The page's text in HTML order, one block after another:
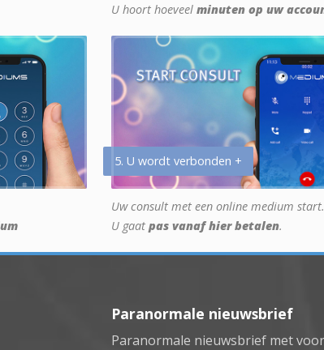
U hoort hoeveel minuten op uw
5. U wordt verbonden +
Uw consult met een online medium start.
U gaat pas vanaf hier betalen.
Paranormale nieuwsbrief
Paranormale nieuwsbrief met